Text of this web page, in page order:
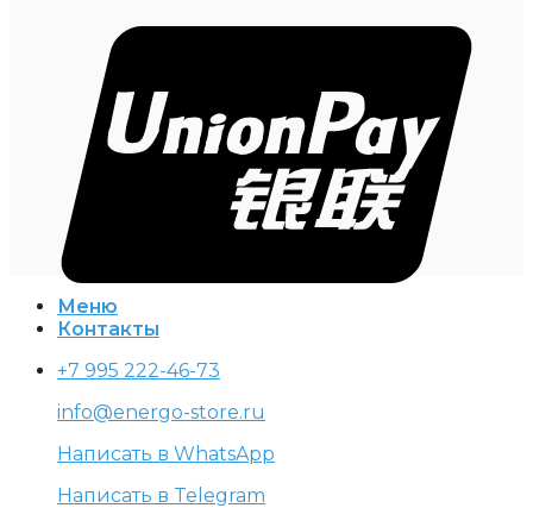
Меню
Контакты
+7 995 222-46-73
info@energo-store.ru
Написать в WhatsApp
Написать в Telegram